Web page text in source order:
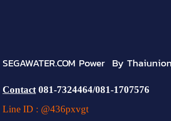
SEGAWATER.COM Power By
Contact 081-7324464/081-1707576
Line ID : @436pxvgt